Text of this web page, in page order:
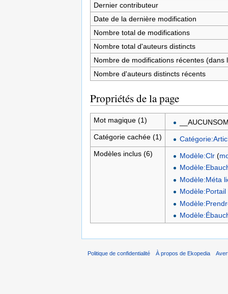
Dernier contributeur
Date de la dernière modification
Nombre total de modifications
Nombre total d'auteurs distincts
Nombre de modifications récentes (dans
Nombre d'auteurs distincts récents
Propriétés de la page
Mot magique (1)
Catégorie cachée (1)
Modèles inclus (6)
Modèle:Clr(
Modèle:Méta
Politique de confidentialité À propos de Ekopedia